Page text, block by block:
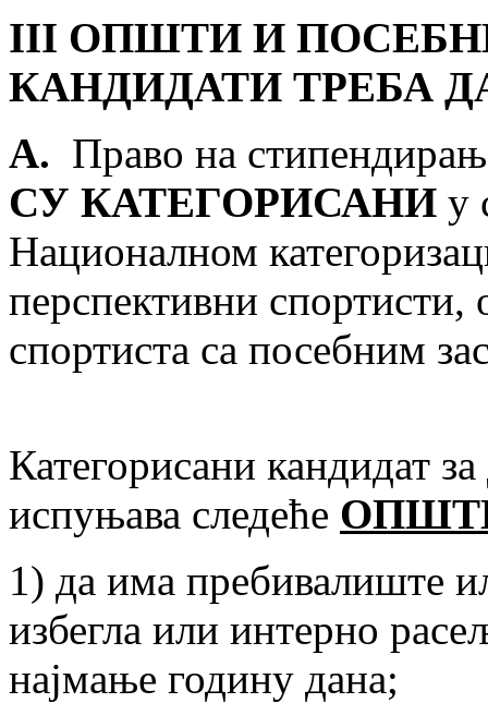
III ОПШТИ И
КАНДИДАТИ ТРЕБА
А. Право на
СУ КАТЕГОРИСАНИ у
Националном
перспективни
спортиста са посебним
Категорисани кандидат
испуњава следеће O
1) да има пребивалиште
избегла или интерно
најмање годину дана;